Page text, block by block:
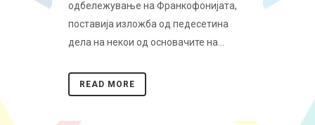
одбележување на Франкофонијата,
поставија изложба од педесетина
дела на некои од основачите на...
READ MORE